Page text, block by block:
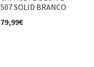
507 SOLID BRANCO
79,99€